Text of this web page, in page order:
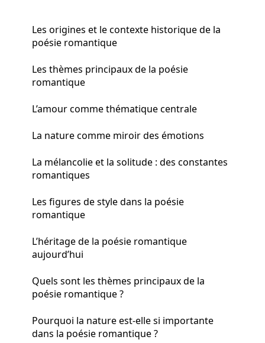
Les origines et le contexte historique de la
poésie romantique
Les thèmes principaux de la poésie
romantique
L’amour comme thématique centrale
La nature comme miroir des émotions
La mélancolie et la solitude : des constantes
romantiques
Les figures de style dans la poésie
romantique
L’héritage de la poésie romantique
aujourd’hui
Quels sont les thèmes principaux de la
poésie romantique ?
Pourquoi la nature est-elle si importante
dans la poésie romantique ?